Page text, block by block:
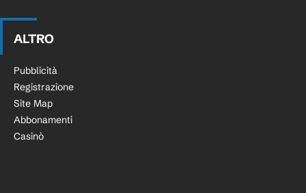
ALTRO
Pubblicità
Registrazione
Site Map
Abbonamenti
Casinò